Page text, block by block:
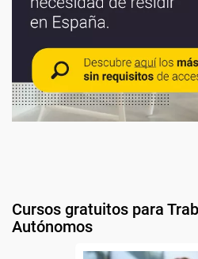
Cursos gratuitos para
Autónomos